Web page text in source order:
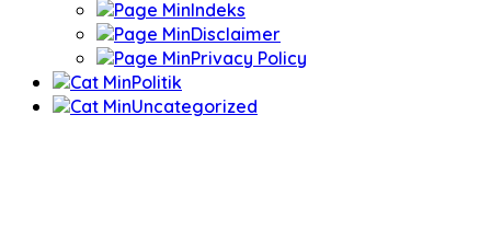
Indeks
Disclaimer
Privacy Policy
Politik
Uncategorized